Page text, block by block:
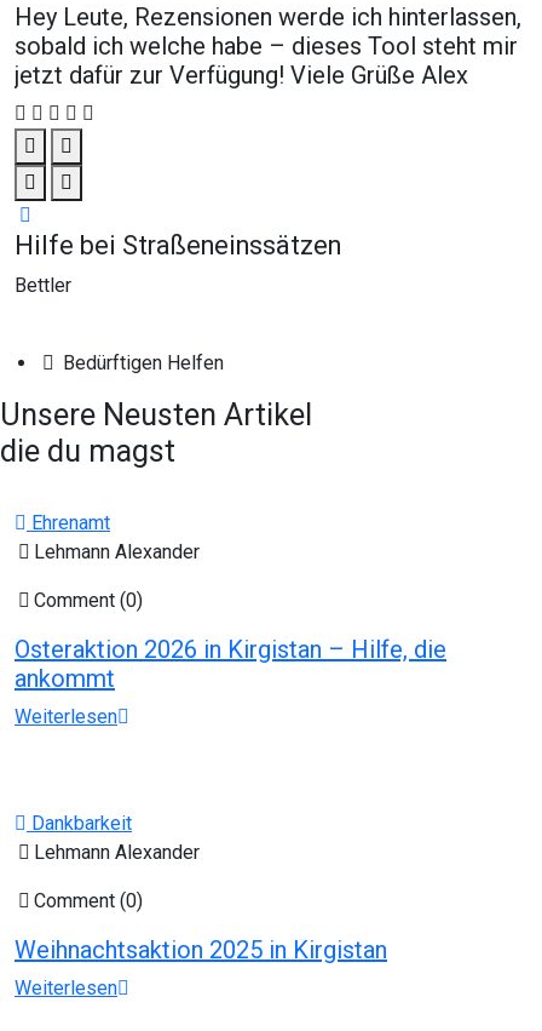
Hey Leute, Rezensionen werde ich hinterlassen,
sobald ich welche habe – dieses Tool steht mir
jetzt dafür zur Verfügung! Viele Grüße Alex
Hilfe bei Straßeneinssätzen
Bettler
Bedürftigen Helfen
Unsere Neusten Artikel
die du magst
Ehrenamt
Lehmann Alexander
Comment (0)
Osteraktion 2026 in Kirgistan – Hilfe, die
ankommt
Weiterlesen
Dankbarkeit
Lehmann Alexander
Comment (0)
Weihnachtsaktion 2025 in Kirgistan
Weiterlesen